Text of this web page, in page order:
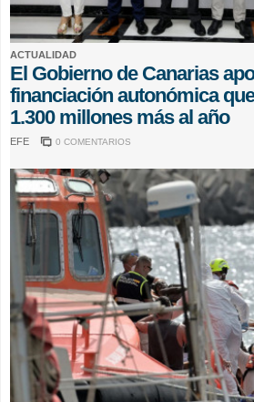
ACTUALIDAD
El Gobierno de Canarias
financiación autonómica
1.300 millones más al año
EFE 0 COMENTARIOS